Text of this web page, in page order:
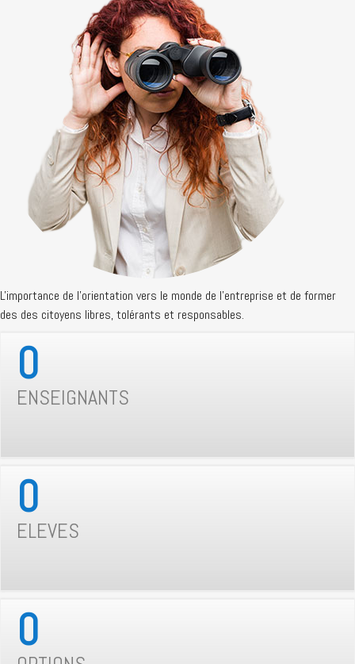
L'importance de l'orientation vers le monde de l'entreprise et de former
des des citoyens libres, tolérants et responsables.
0
ENSEIGNANTS
0
ELEVES
0